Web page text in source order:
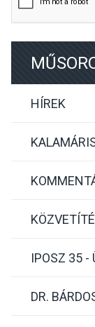
HÍREK
IPOSZ 35 -
DR.